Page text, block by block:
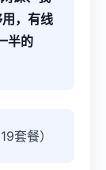
，有线
半的
套餐）